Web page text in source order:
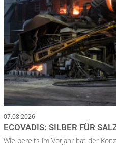
07.08.2026
ECOVADIS: SILBER FÜR
Wie bereits im Vorjahr hat der